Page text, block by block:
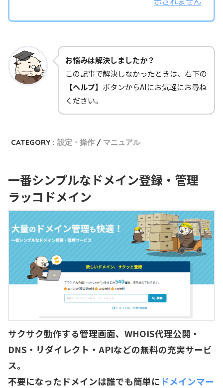
お悩みは解決しましたか？
この記事で解決しなかったときは、右下の
【ヘルプ】 ボタンからAIにお気軽にお尋ね
ください。
CATEGORY : 設定・操作 マニュアル
一番シンプルなドメイン登録・管理
ラッコドメイン
サクサク動作する管理画面、WHOIS代理公開・
DNS・リダイレクト・APIなどの無料の充実サービ
ス。
不要になったドメインは誰でも簡単に ドメインマー